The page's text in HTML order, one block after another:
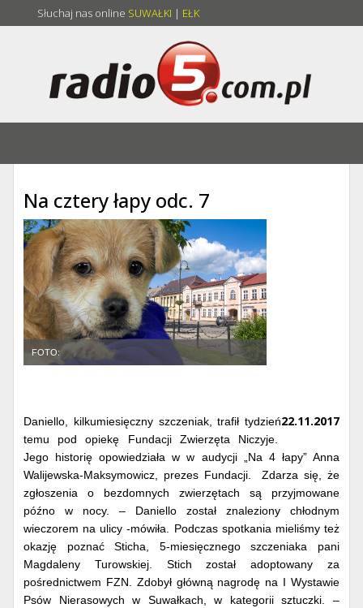
Słuchaj nas online SUWAŁKI | EŁK
Na cztery łapy odc. 7
FOTO:
22.11.2017
Daniello, kilkumiesięczny szczeniak, trafił tydzień
temu pod opiekę Fundacji Zwierzęta Niczyje.
Jego historię opowiedziała w w audycji „Na 4 łapy” Anna
Walijewska-Maksymowicz, prezes Fundacji. Zdarza się, że
zgłoszenia o bezdomnych zwierzętach są przyjmowane
późno w nocy. – Daniello został znaleziony chłodnym
wieczorem na ulicy -mówiła. Podczas spotkania mieliśmy też
okazję poznać Sticha, 5-miesięcznego szczeniaka pani
Magdaleny Turowskiej. Stich został adoptowany za
pośrednictwem FZN. Zdobył główną nagrodę na I Wystawie
Psów Nierasowych w Suwałkach, w kategorii sztuczki. –